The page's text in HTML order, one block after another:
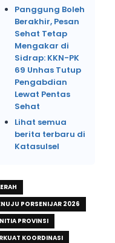
Panggung Boleh
Berakhir, Pesan
Sehat Tetap
Mengakar di
Sidrap: KKN-PK
69 Unhas Tutup
Pengabdian
Lewat Pentas
Sehat
Lihat semua
berita terbaru di
Katasulsel
PORSENIJAR 2026
PROVINSI
KOORDINASI